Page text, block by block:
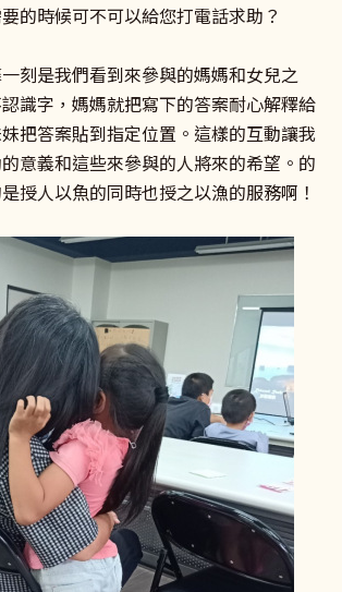
的時候可不可以給您打電話求助？
刻是我們看到來參與的媽媽和女兒之
識字，媽媽就把寫下的答案耐心解釋給
把答案貼到指定位置。這樣的互動讓我
意義和這些來參與的人將來的希望。的
授人以魚的同時也授之以漁的服務啊！